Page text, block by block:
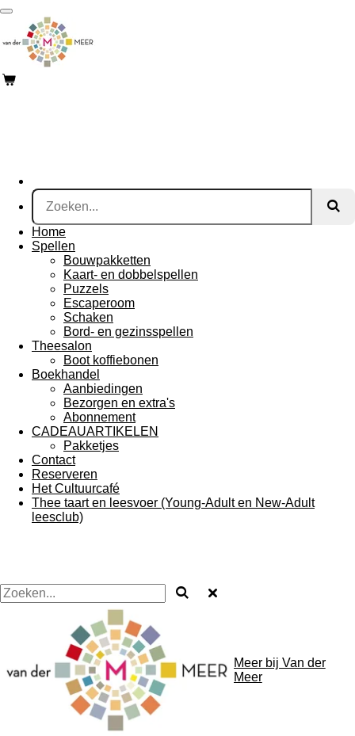
Ga
direct
naar
hoofdinhoud
Home
Spellen
Bouwpakketten
Kaart- en dobbelspellen
Puzzels
Escaperoom
Schaken
Bord- en gezinsspellen
Theesalon
Boot koffiebonen
Boekhandel
Aanbiedingen
Bezorgen en extra's
Abonnement
CADEAUARTIKELEN
Pakketjes
Contact
Reserveren
Het Cultuurcafé
Thee taart en leesvoer (Young-Adult en New-Adult
leesclub)
Meer bij Van der
Meer